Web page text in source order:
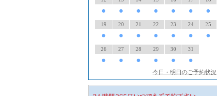
● ● ● ● ● ● ●
19
●
20
●
21
●
22
●
23
●
24
●
25
●
26
●
27
●
28
●
29
●
30
●
31
●
今日・明日のご予約状